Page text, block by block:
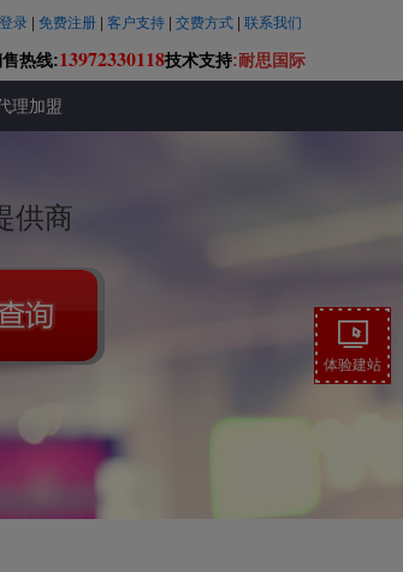
录 免费注册 客户支持 交费方式 联系我们
热线:13972330118技术支持:耐思国际
理加盟
提供商
体验建站